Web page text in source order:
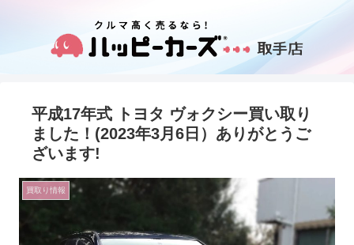
平成17年式 トヨタ ヴォクシー買い取り
ました！(2023年3月6日）ありがとうご
ざいます!
買取り情報